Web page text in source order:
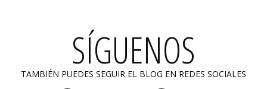
SÍGUENOS
TAMBIÉN PUEDES SEGUIR EL BLOG EN REDES SOCIALES